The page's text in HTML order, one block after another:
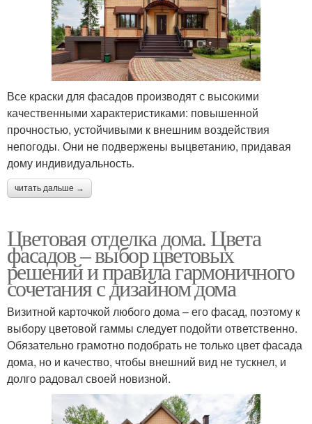
Все краски для фасадов производят с высокими
качественными характеристиками: повышенной
прочностью, устойчивыми к внешним воздействия
непогоды. Они не подвержены выцветанию, придавая
дому индивидуальность.
читать дальше →
Цветовая отделка дома. Цвета
фасадов – выбор цветовых
решений и правила гармоничного
сочетания с дизайном дома
Визитной карточкой любого дома – его фасад, поэтому к
выбору цветовой гаммы следует подойти ответственно.
Обязательно грамотно подобрать не только цвет фасада
дома, но и качество, чтобы внешний вид не тускнел, и
долго радовал своей новизной.